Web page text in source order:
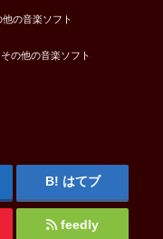
の音楽ソフト
の他の音楽ソフト
はてブ
feedly